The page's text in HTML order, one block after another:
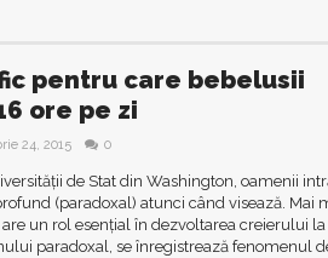
pentru care bebelusii
ore pe zi
24, 2015 0
de Stat din Washington, oamenii
(paradoxal) atunci când visează. Mai
un rol esenţial în dezvoltarea creierului la
paradoxal, se înregistrează fenomenul